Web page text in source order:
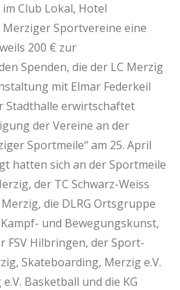
Club Lokal, Hotel
Sportvereine eine
200 € zur
Spenden, die der LC Merzig
mit Elmar Federkeil
Stadthalle erwirtschaftet
der Vereine an der
Sportmeile“ am 25. April
hatten sich an der Sportmeile
der TC Schwarz-Weiss
die DLRG Ortsgruppe
und Bewegungskunst,
FSV Hilbringen, der Sport-
Skateboarding, Merzig e.V.
Basketball und die KG